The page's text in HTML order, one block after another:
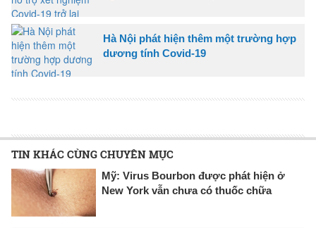
Hà Nội phát hiện thêm một trường hợp
dương tính Covid-19
TIN KHÁC CÙNG CHUYÊN MỤC
Mỹ: Virus Bourbon được phát hiện ở
New York vẫn chưa có thuốc chữa